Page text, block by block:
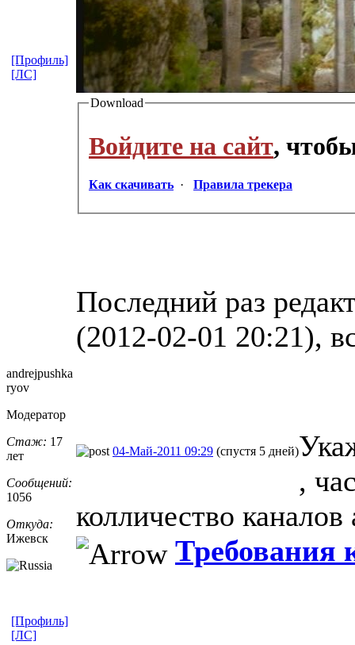
Download
Войдите на сайт,
Как скачивать · Правила трекера
Последний раз
(2012-02-01 20:21),
[Профиль]
[ЛС]
andrejpushka
ryov
Модератор
Стаж: 17
лет
Сообщений:
1056
Откуда:
Ижевск
04-Май-2011 09:29 (спустя 5 дней)
,
колличество каналов
Требования
[Профиль]
[ЛС]